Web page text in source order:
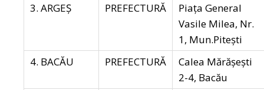
3. ARGEŞ
PREFECTURĂ
Piața General
Vasile Milea, Nr.
1, Mun.Piteşti
4. BACĂU
PREFECTURĂ
Calea Mărășești
2-4, Bacău